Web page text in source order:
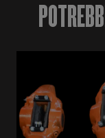
È possibile
Premere per